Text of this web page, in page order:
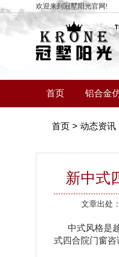
欢迎来到冠墅阳光官网!
首页 铝合金
首页 > 动态资讯
新中式
文章出处：
中式风格是
式四合院门窗